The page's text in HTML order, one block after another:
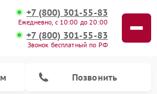
+7 (800) 301-55-83
Ежедневно, с 10:00 до 20:00
+7 (800) 301-55-83
Звонок бесплатный по РФ
Позвонить